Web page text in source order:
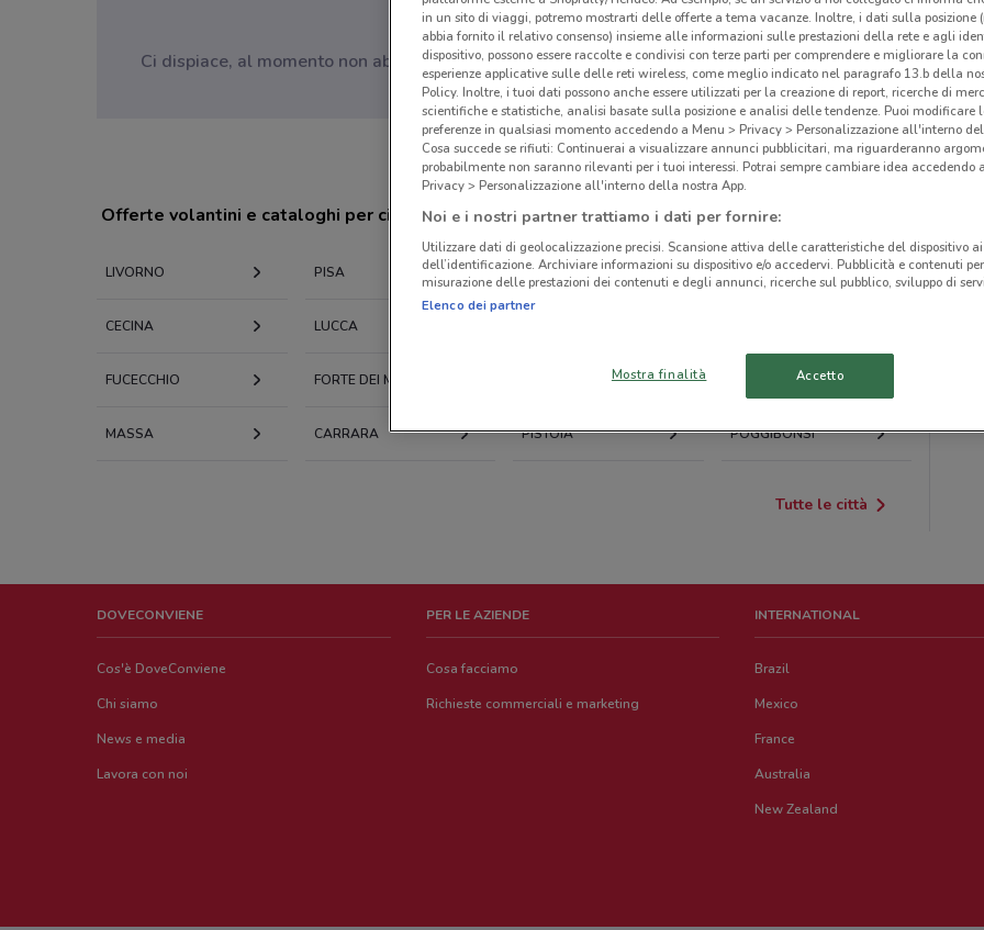
Ci dispiace, al momento non abbiamo pubblicato volantini nella tua zona. Riprova più tardi.
Offerte volantini e cataloghi per città nelle vicinanze
LIVORNO PISA CASCINA PONTEDERA
CECINA LUCCA
FUCECCHIO FORTE DEI MARMI MONTECATINI-TERME
MASSA CARRARA PISTOIA POGGIBONSI
Tutte le città
DOVECONVIENE
Cos'è DoveConviene
Chi siamo
News e media
Lavora con noi
PER LE AZIENDE
Cosa facciamo
Richieste commerciali e marketing
INTERNATIONAL
Brazil
Mexico
France
Australia
New Zealand
in un sito di viaggi, potremo mostrarti delle offerte a tema vacanze. Inoltre, i dati sulla posizione
abbia fornito il relativo consenso) insieme alle informazioni sulle prestazioni della rete e agli
dispositivo, possono essere raccolte e condivisi con terze parti per comprendere e migliorare la
esperienze applicative sulle delle reti wireless, come meglio indicato nel paragrafo 13.b della
Policy. Inoltre, i tuoi dati possono anche essere utilizzati per la creazione di report, ricerche di
scientifiche e statistiche, analisi basate sulla posizione e analisi delle tendenze. Puoi modificare
preferenze in qualsiasi momento accedendo a Menu > Privacy > Personalizzazione all'interno
Cosa succede se rifiuti: Continuerai a visualizzare annunci pubblicitari, ma riguarderanno
probabilmente non saranno rilevanti per i tuoi interessi. Potrai sempre cambiare idea accedendo
Privacy > Personalizzazione all'interno della nostra App.
Noi e i nostri partner trattiamo i dati per fornire:
Utilizzare dati di geolocalizzazione precisi. Scansione attiva delle caratteristiche del dispositivo
dell’identificazione. Archiviare informazioni su dispositivo e/o accedervi. Pubblicità e contenuti
misurazione delle prestazioni dei contenuti e degli annunci, ricerche sul pubblico, sviluppo di
Elenco dei partner
Mostra finalità Accetto